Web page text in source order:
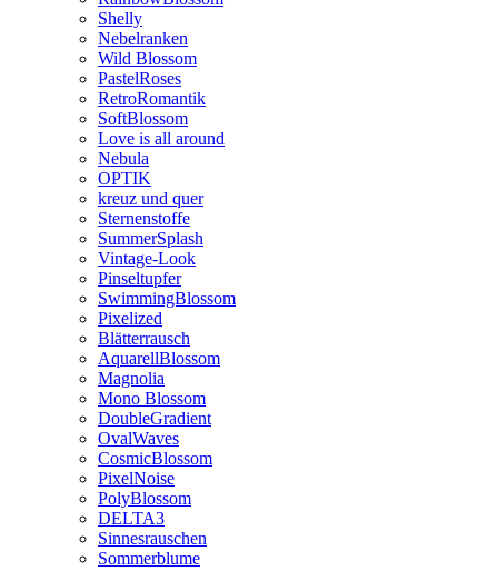
Shelly
Nebelranken
Wild Blossom
PastelRoses
RetroRomantik
SoftBlossom
Love is all around
Nebula
OPTIK
kreuz und quer
Sternenstoffe
SummerSplash
Vintage-Look
Pinseltupfer
SwimmingBlossom
Pixelized
Blätterrausch
AquarellBlossom
Magnolia
Mono Blossom
DoubleGradient
OvalWaves
CosmicBlossom
PixelNoise
PolyBlossom
DELTA3
Sinnesrauschen
Sommerblume